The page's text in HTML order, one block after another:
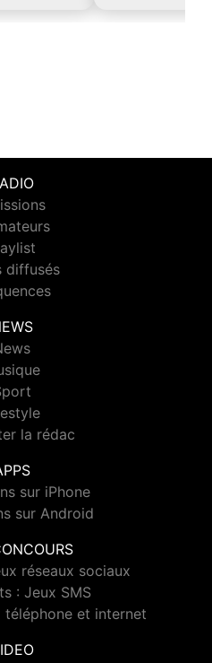
diffusés
la rédac
sur iPhone
sur Android
réseaux sociaux
: Jeux SMS
téléphone et internet